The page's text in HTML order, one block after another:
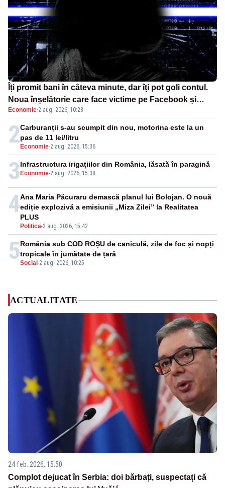
Îți promit bani în câteva minute, dar îți pot goli contul.
Noua înșelătorie care face victime pe Facebook și
WhatsApp
Economie·2 aug. 2026, 10:28
2 Economie-2 aug. 2026, 15:36
Carburanții s-au scumpit din nou, motorina este la un
pas de 11 lei/litru
3 Economie-2 aug. 2026, 15:38
Infrastructura irigațiilor din România, lăsată în paragină
4
Politica-2 aug. 2026, 15:42
Ana Maria Păcuraru demască planul lui Bolojan. O nouă
ediție explozivă a emisiunii „Miza Zilei” la Realitatea
PLUS
5Social -2 aug. 2026, 10:25
România sub COD ROȘU de caniculă, zile de foc și nopți
tropicale în jumătate de țară
ACTUALITATE
24 feb. 2026, 15:50
Complot dejucat în Serbia: doi bărbați, suspectați că